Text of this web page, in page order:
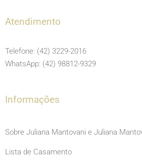
e
o
o
t
g
r
m
b
e
Atendimento
Telefone: (42) 3229-2016
WhatsApp: (42) 98812-9329
Informações
Sobre Juliana Mantovani e Juliana
Lista de Casamento